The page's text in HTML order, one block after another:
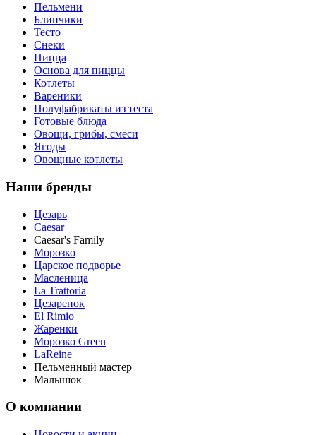
Пельмени
Блинчики
Тесто
Снеки
Пицца
Основа для пиццы
Котлеты
Вареники
Полуфабрикаты из теста
Готовые блюда
Овощи, грибы, смеси
Ягоды
Овощные котлеты
Наши бренды
Цезарь
Caesar
Caesar's Family
Морозко
Царское подворье
Масленица
La Trattoria
Цезаренок
El Rimio
Жаренки
Морозко Green
LaReine
Пельменный мастер
Малышок
О компании